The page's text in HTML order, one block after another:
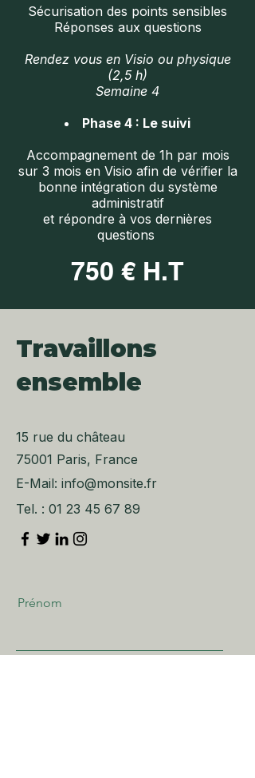
Sécurisation des points sensibles​
Réponses aux questions
Rendez vous en Visio ou physique
(2,5 h)
Semaine 4
Phase 4 : Le suivi
Accompagnement de 1h par mois
sur 3 mois en Visio afin de vérifier la
bonne intégration du système
administratif
et répondre à vos dernières
questions
750 € H.T
Travaillons
ensemble
15 rue du château
75001 Paris, France
E-Mail: info@monsite.fr
Tel. : 01 23 45 67 89
Prénom